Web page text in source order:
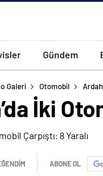
Gündem
Galeri Otomobil
İki
ABONE OL